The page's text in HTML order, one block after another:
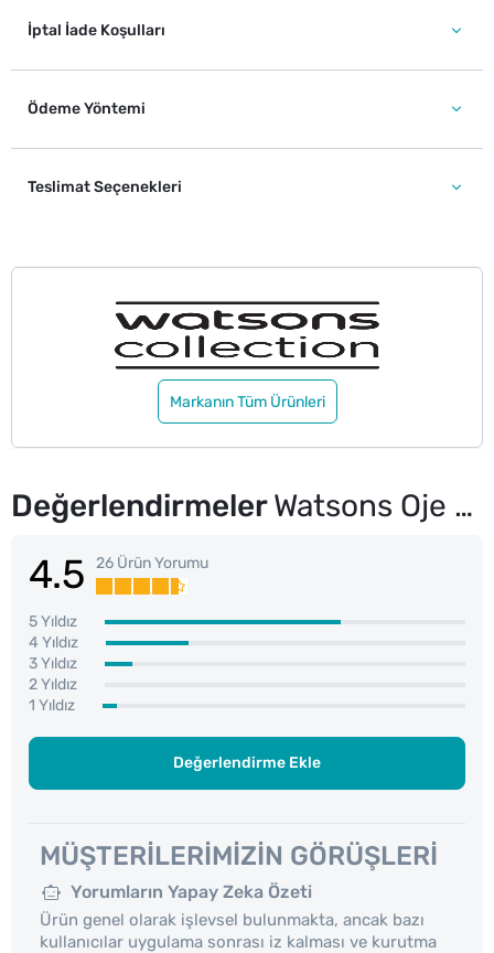
İptal İade Koşulları
Ödeme Yöntemi
Teslimat Seçenekleri
Markanın Tüm Ürünleri
DeğerlendirmelerWatsons Oje Kurutucu Sprey 150 ml
4.5 26 Ürün Yorumu
5 Yıldız
4 Yıldız
3 Yıldız
2 Yıldız
1 Yıldız
Değerlendirme Ekle
MÜŞTERILERIMIZIN GÖRÜŞLERI
Yorumların Yapay Zeka Özeti
Ürün genel olarak işlevsel bulunmakta, ancak bazı
kullanıcılar uygulama sonrası iz kalması ve kurutma